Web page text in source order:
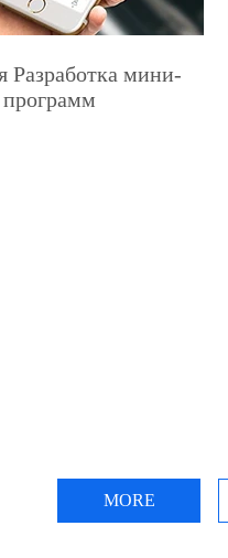
Разработка мини-
программ
MORE